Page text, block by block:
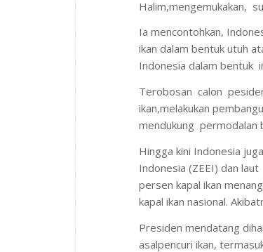
Halim,mengemukakan,
Ia mencontohkan,
ikan dalam bentuk utuh
Indonesia dalam bentuk
Terobosan calon
ikan,melakukan
mendukung permodalan
Hingga kini Indonesia
Indonesia (ZEEI) dan
persen kapal ikan
kapal ikan nasional.
Presiden mendatang
asalpencuri ikan,